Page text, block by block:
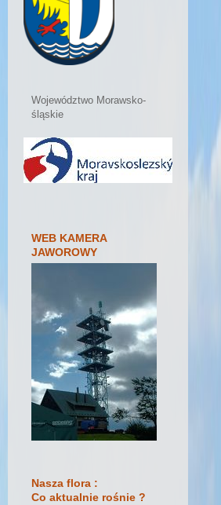
Województwo Morawsko-
śląskie
WEB KAMERA
JAWOROWY
Nasza flora :
Co aktualnie rośnie ?